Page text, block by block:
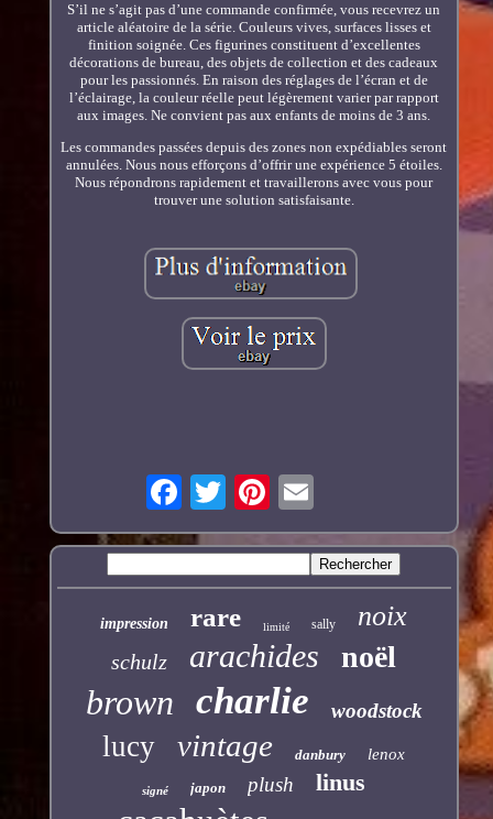
S’il ne s’agit pas d’une commande confirmée, vous recevrez un
article aléatoire de la série. Couleurs vives, surfaces lisses et
finition soignée. Ces figurines constituent d’excellentes
décorations de bureau, des objets de collection et des cadeaux
pour les passionnés. En raison des réglages de l’écran et de
l’éclairage, la couleur réelle peut légèrement varier par rapport
aux images. Ne convient pas aux enfants de moins de 3 ans.
Les commandes passées depuis des zones non expédiables seront
annulées. Nous nous efforçons d’offrir une expérience 5 étoiles.
Nous répondrons rapidement et travaillerons avec vous pour
trouver une solution satisfaisante.
impression rare limité sally noix
schulz arachides noël
brown charlie woodstock
lucy vintage danbury lenox
signé japon plush linus